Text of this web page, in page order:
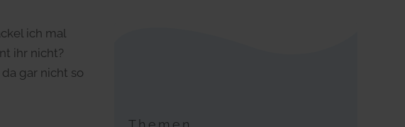
ich mal
ihr nicht?
gar nicht so